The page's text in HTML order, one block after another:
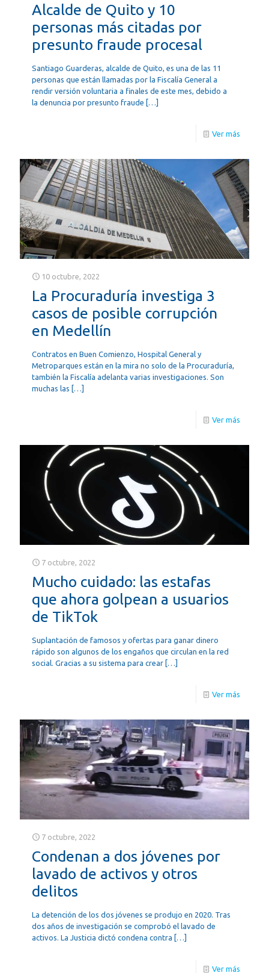
Alcalde de Quito y 10
personas más citadas por
presunto fraude procesal
Santiago Guarderas, alcalde de Quito, es una de las 11
personas que están llamadas por la Fiscalía General a
rendir versión voluntaria a finales de este mes, debido a
la denuncia por presunto fraude […]
Ver más
10 octubre, 2022
La Procuraduría investiga 3
casos de posible corrupción
en Medellín
Contratos en Buen Comienzo, Hospital General y
Metroparques están en la mira no solo de la Procuraduría,
también la Fiscalía adelanta varias investigaciones. Son
muchas las […]
Ver más
7 octubre, 2022
Mucho cuidado: las estafas
que ahora golpean a usuarios
de TikTok
Suplantación de famosos y ofertas para ganar dinero
rápido son algunos de los engaños que circulan en la red
social. Gracias a su sistema para crear […]
Ver más
7 octubre, 2022
Condenan a dos jóvenes por
lavado de activos y otros
delitos
La detención de los dos jóvenes se produjo en 2020. Tras
dos años de investigación se comprobó el lavado de
activos. La Justicia dictó condena contra […]
Ver más